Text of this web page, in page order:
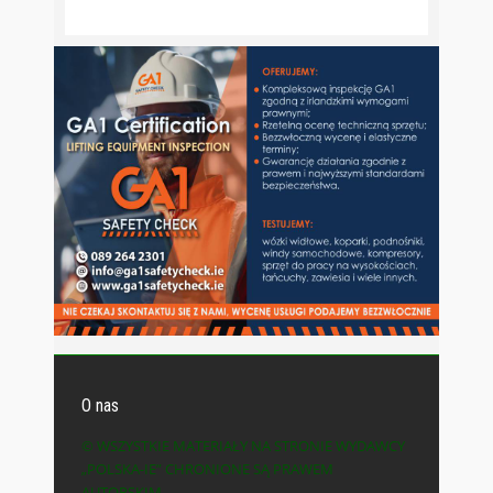
O nas
© WSZYSTKIE MATERIAŁY NA STRONIE WYDAWCY
„POLSKA-IE” CHRONIONE SĄ PRAWEM